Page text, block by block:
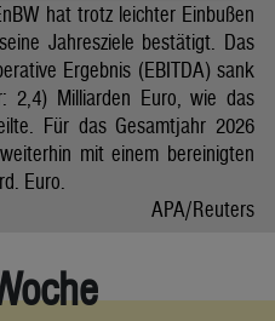
hat trotz leichter Einbußen
Jahresziele bestätigt. Das
Ergebnis (EBITDA) sank
2,4) Milliarden Euro, wie das
Für das Gesamtjahr 2026
mit einem bereinigten
Euro.
APA/Reuters